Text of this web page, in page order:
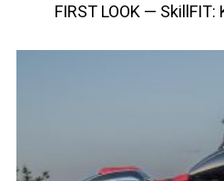
FIRST LOOK —